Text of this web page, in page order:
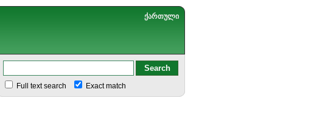
ქართული
Full text search Exact match